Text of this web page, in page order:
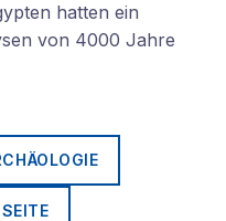
hatten ein
von 4000 Jahre